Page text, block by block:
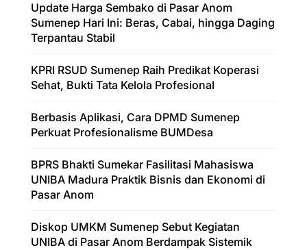
Update Harga Sembako di Pasar Anom
Sumenep Hari Ini: Beras, Cabai, hingga Daging
Terpantau Stabil
KPRI RSUD Sumenep Raih Predikat Koperasi
Sehat, Bukti Tata Kelola Profesional
Berbasis Aplikasi, Cara DPMD Sumenep
Perkuat Profesionalisme BUMDesa
BPRS Bhakti Sumekar Fasilitasi Mahasiswa
UNIBA Madura Praktik Bisnis dan Ekonomi di
Pasar Anom
Diskop UMKM Sumenep Sebut Kegiatan
UNIBA di Pasar Anom Berdampak Sistemik